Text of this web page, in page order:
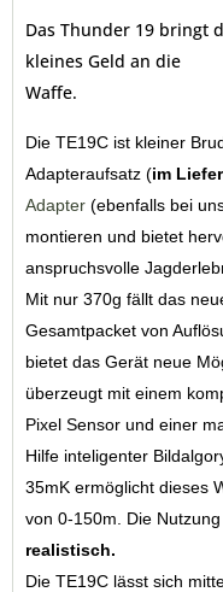
Das Thunder 19 bringt
kleines Geld an die
Die TE19C ist kleiner
Adapteraufsatz (im
Adapter (ebenfalls bei
montieren und bietet
anspruchsvolle
Mit nur 370g fällt das
Gesamtpacket von
bietet das Gerät neue
überzeugt mit einem
Pixel Sensor und einer
Hilfe inteligenter
35mK ermöglicht dieses
von 0-150m. Die
realistisch.
Die TE19C lässt sich